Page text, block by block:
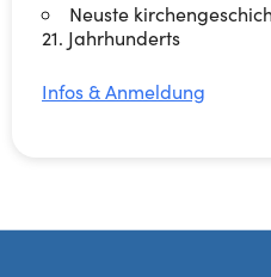
Neuste
21. Jahrhunderts
Infos & Anmeldung